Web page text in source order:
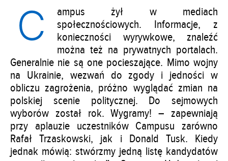
C
ampus żył w mediach
społecznościowych. Informacje, z
konieczności wyrywkowe, znaleźć
można też na prywatnych portalach.
Generalnie nie są one pocieszające. Mimo wojny
na Ukrainie, wezwań do zgody i jedności w
obliczu zagrożenia, próżno wyglądać zmian na
polskiej scenie politycznej. Do sejmowych
wyborów został rok. Wygramy! – zapewniają
przy aplauzie uczestników Campusu zarówno
Rafał Trzaskowski, jak i Donald Tusk. Kiedy
jednak mówią: stwórzmy jedną listę kandydatów